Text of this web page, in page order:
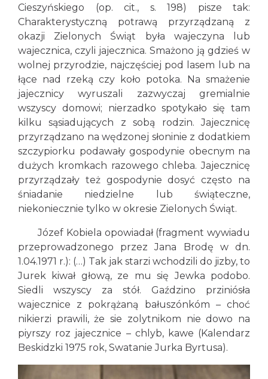
Cieszyńskiego (op. cit., s. 198) pisze tak:
Charakterystyczną potrawą przyrządzaną z
okazji Zielonych Świąt była wajeczyna lub
wajecznica, czyli jajecznica. Smażono ją gdzieś w
wolnej przyrodzie, najczęściej pod lasem lub na
łące nad rzeką czy koło potoka. Na smażenie
jajecznicy wyruszali zazwyczaj gremialnie
wszyscy domowi; nierzadko spotykało się tam
kilku sąsiadujących z sobą rodzin. Jajecznicę
przyrządzano na wędzonej słoninie z dodatkiem
szczypiorku podawały gospodynie obecnym na
dużych kromkach razowego chleba. Jajecznicę
przyrządzały też gospodynie dosyć często na
śniadanie niedzielne lub świąteczne,
niekoniecznie tylko w okresie Zielonych Świąt.
Józef Kobiela opowiadał (fragment wywiadu
przeprowadzonego przez Jana Brodę w dn.
1.04.1971 r.): (…) Tak jak starzi wchodzili do jizby, to
Jurek kiwał głową, ze mu się Jewka podobo.
Siedli wszyscy za stół. Gaździno prziniósła
wajecznice z pokrążaną bałuszónkóm – choć
nikierzi prawili, że sie zolytnikom nie dowo na
piyrszy roz jajecznice – chlyb, kawe (Kalendarz
Beskidzki 1975 rok, Swatanie Jurka Byrtusa).